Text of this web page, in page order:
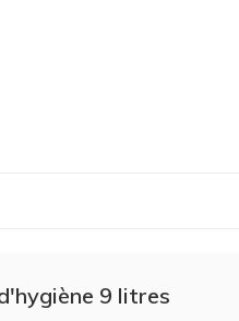
9 litres